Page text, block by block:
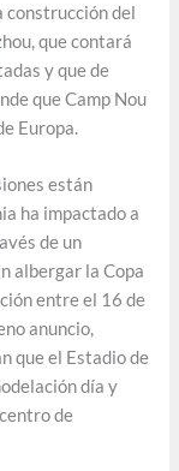
construcción del
que contará
y que de
que Camp Nou
Europa.
están
ha impactado a
de un
albergar la Copa
entre el 16 de
anuncio,
que el Estadio de
día y
de